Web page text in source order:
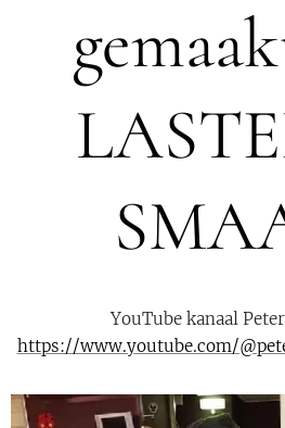
YouTube kanaal
https://www.youtube.com/